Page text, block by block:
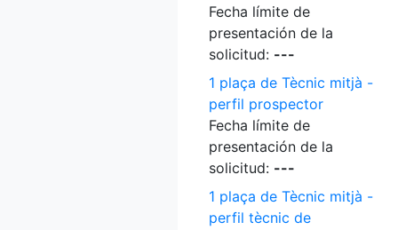
Fecha límite de
presentación de la
solicitud: ---
1 plaça de Tècnic mitjà -
perfil prospector
Fecha límite de
presentación de la
solicitud: ---
1 plaça de Tècnic mitjà -
perfil tècnic de